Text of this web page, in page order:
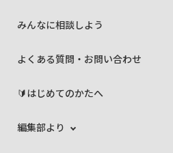
みんなに相談しよう
よくある質問・お問い合わせ
🔰はじめてのかたへ
編集部より